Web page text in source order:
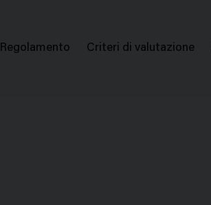
Regolamento Criteri di valutazione